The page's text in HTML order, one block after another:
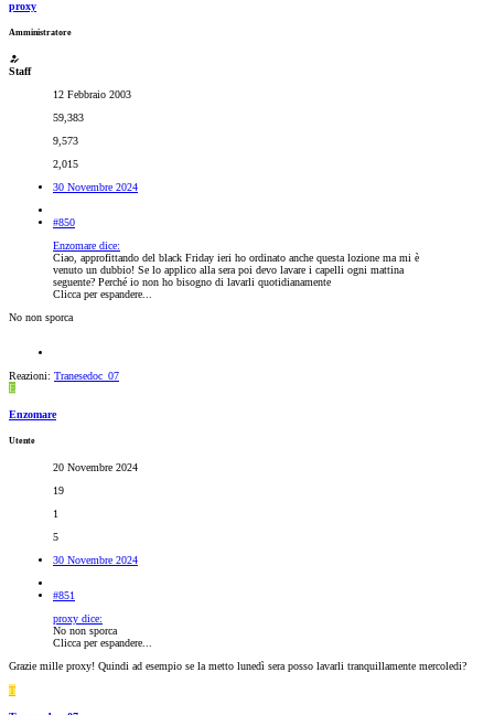
proxy
Amministratore
Staff
12 Febbraio 2003
59,383
9,573
2,015
30 Novembre 2024
#850
Enzomare dice:
Ciao, approfittando del black Friday ieri ho ordinato anche questa lozione ma mi è
venuto un dubbio! Se lo applico alla sera poi devo lavare i capelli ogni mattina
seguente? Perché io non ho bisogno di lavarli quotidianamente
Clicca per espandere...
No non sporca
Reazioni: Tranesedoc_07
E
Enzomare
Utente
20 Novembre 2024
19
1
5
30 Novembre 2024
#851
proxy dice:
No non sporca
Clicca per espandere...
Grazie mille proxy! Quindi ad esempio se la metto lunedì sera posso lavarli tranquillamente mercoledi?
T